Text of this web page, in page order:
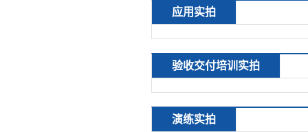
应用实拍
验收交付培训实拍
演练实拍